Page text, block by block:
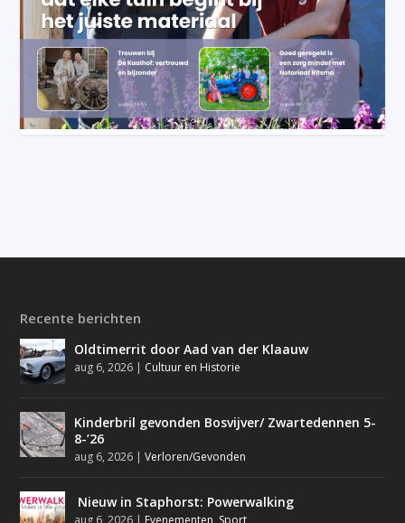
Recente berichten
Oldtimerrit door Aad van der Klaauw
aug 6, 2026 | Cultuur en Historie
Kinderbril gevonden Bosvijver/ Zwartedennen 5-
8-’26
aug 6, 2026 |Verloren/Gevonden
Nieuw in Staphorst: Powerwalking